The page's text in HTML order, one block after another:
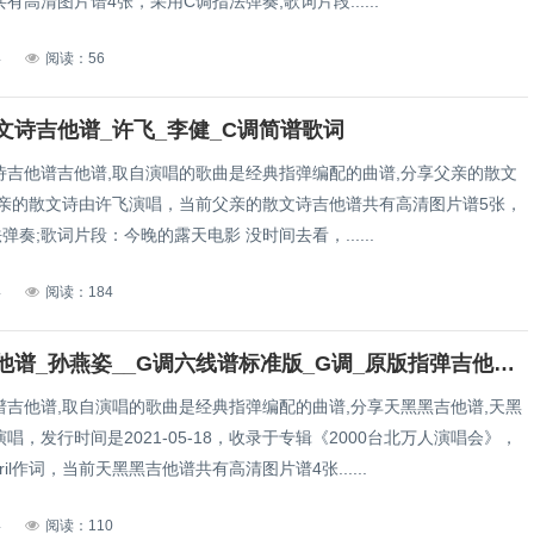
阅读：56
诗吉他谱_许飞_李健_C调简谱歌词
吉他谱吉他谱,取自演唱的歌曲是经典指弹编配的曲谱,分享父亲的散文
的散文诗由许飞演唱，当前父亲的散文诗吉他谱共有高清图片谱5张，
奏;歌词片段：今晚的露天电影 没时间去看，......
阅读：184
天黑黑吉他谱_孙燕姿__G调六线谱标准版_G调_原版指弹吉他简谱
吉他谱,取自演唱的歌曲是经典指弹编配的曲谱,分享天黑黑吉他谱,天黑
唱，发行时间是2021-05-18，收录于专辑《2000台北万人演唱会》，
作词，当前天黑黑吉他谱共有高清图片谱4张......
阅读：110